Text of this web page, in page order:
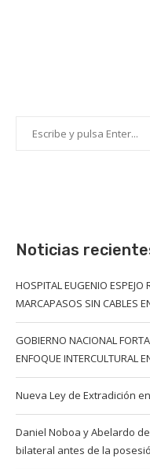
Noticias
HOSPITAL EUGENIO ESPEJO
MARCAPASOS SIN CABLES
GOBIERNO NACIONAL
ENFOQUE INTERCULTURAL
Nueva Ley de Extradición
Daniel Noboa y Abelardo
bilateral antes de la